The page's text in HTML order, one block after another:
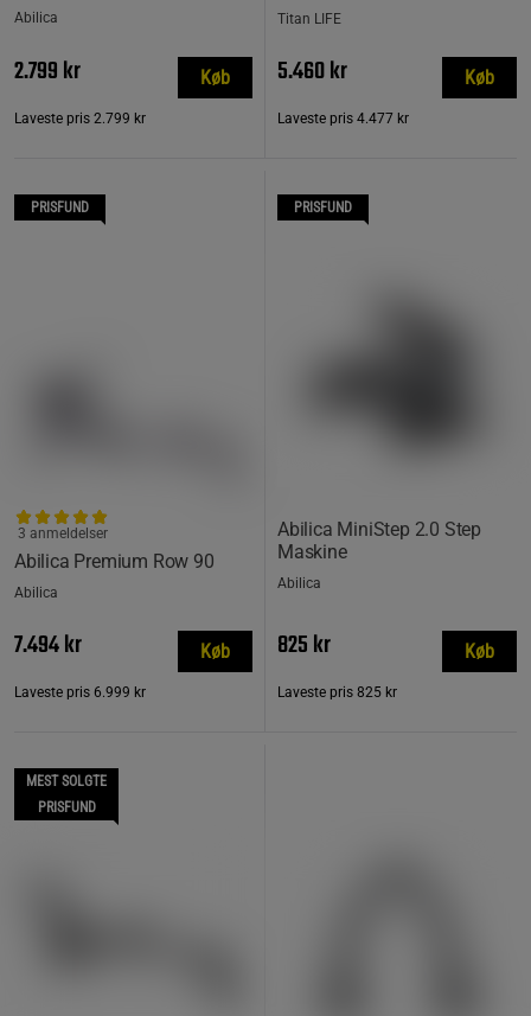
Abilica
2.799 kr
Laveste pris 2.799 kr
Køb
Titan LIFE
5.460 kr
Laveste pris 4.477 kr
Køb
PRISFUND
Abilica Premium Row 90
3 anmeldelser
Abilica
7.494 kr
Laveste pris 6.999 kr
Køb
PRISFUND
Abilica MiniStep 2.0 Step
Maskine
Abilica
825 kr
Laveste pris 825 kr
Køb
MEST SOLGTE
PRISFUND